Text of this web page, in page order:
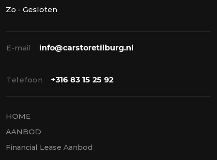
Zo - Gesloten
E-mail info@carstoretilburg.nl
Telefoon +316 83 15 25 92
HOME
AANBOD
Financial Lease Aanbod